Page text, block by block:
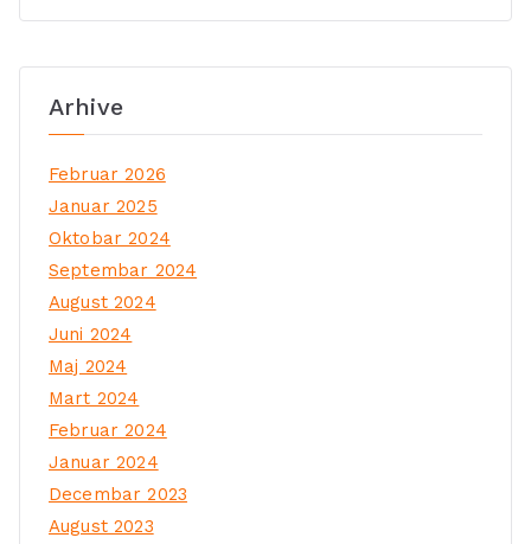
Arhive
Februar 2026
Januar 2025
Oktobar 2024
Septembar 2024
August 2024
Juni 2024
Maj 2024
Mart 2024
Februar 2024
Januar 2024
Decembar 2023
August 2023